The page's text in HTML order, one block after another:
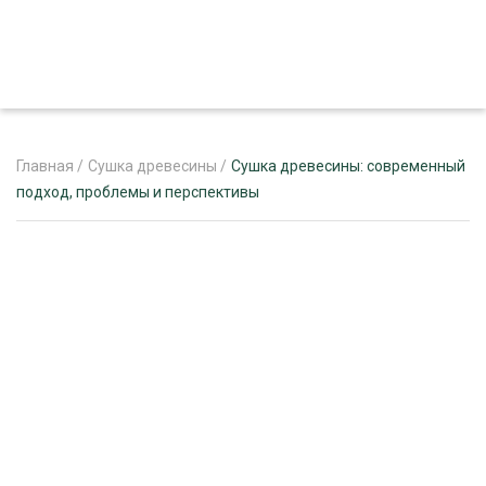
Главная / Сушка древесины / Сушка древесины: современный
подход, проблемы и перспективы